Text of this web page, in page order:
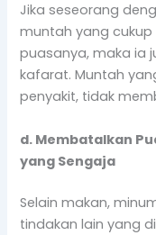
Jika seseorang
muntah yang
puasanya, maka ia
kafarat. Muntah
penyakit, tidak
d. Membatalkan
yang Sengaja
Selain makan,
tindakan lain yang